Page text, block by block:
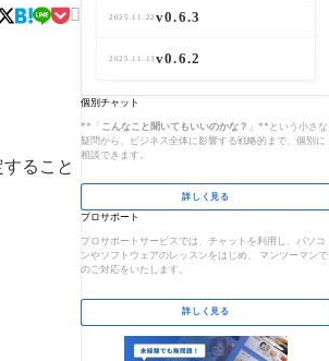

ること
2025.11.22 v0.6.3
2025.11.13 v0.6.2
2025.11.18 v0.3.3
2025.10.24 v0.3.2
個別チャット
**「 こんなこと聞いてもいいのかな？ 」**という小さな
疑問から、ビジネス全体に影響する戦略的まで、個別に
相談できます。
詳しく見る
プロサポート
プロサポートサービスでは、チャットを利用し、パソコ
ンやソフトウェアのレッスンをはじめ、 マンツーマンで
のご対応をいたします。
詳しく見る